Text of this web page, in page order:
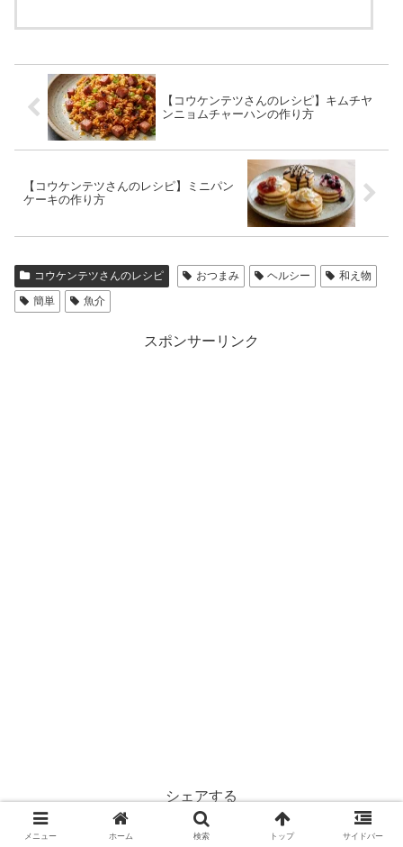
【コウケンテツさんのレシピ】キムチヤ
ンニョムチャーハンの作り方
【コウケンテツさんのレシピ】ミニパン
ケーキの作り方
コウケンテツさんのレシピ おつまみ ヘルシー
和え物
簡単
魚介
スポンサーリンク
シェアする
Facebook はてブ
メニュー ホーム 検索 トップ サイドバー